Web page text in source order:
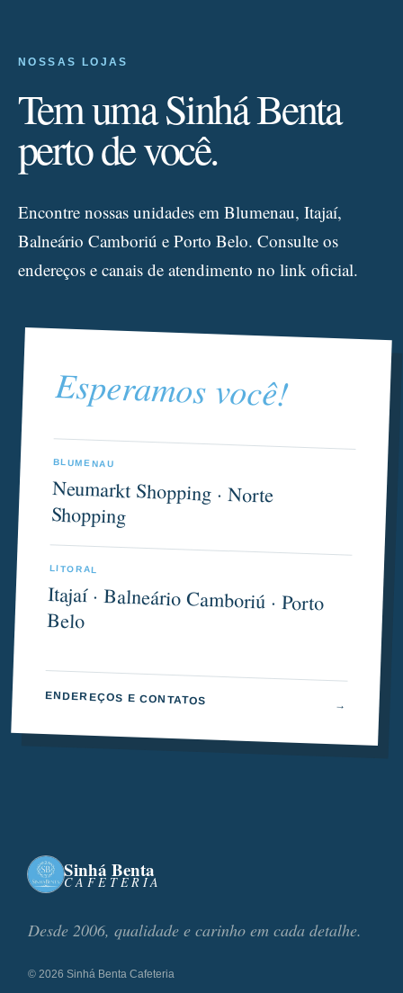
NOSSAS LOJAS
Tem uma Sinhá Benta
perto de você.
Encontre nossas unidades em Blumenau, Itajaí,
Balneário Camboriú e Porto Belo. Consulte os
endereços e canais de atendimento no link oficial.
Esperamos você!
BLUMENAU
Neumarkt Shopping · Norte
Shopping
LITORAL
Itajaí · Balneário Camboriú · Porto
Belo
ENDEREÇOS E CONTATOS →
Sinhá Benta
CAFETERIA
Desde 2006, qualidade e carinho em cada detalhe.
©2026 Sinhá Benta Cafeteria